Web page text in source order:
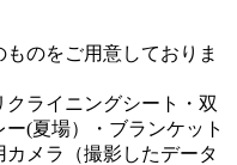
のをご用意しておりま
ライニングシート・双
(夏場）・ブランケット
カメラ（撮影したデータ